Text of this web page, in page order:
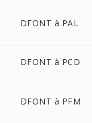
DFONT à PAL
DFONT à PCD
DFONT à PFM